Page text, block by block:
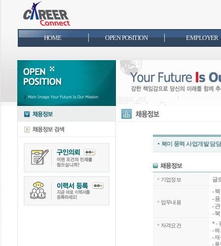
HOME OPEN POSITION EMPLOYER
북미 풍력 사업개발 담
기업정보 글
업무내용
-
-
-
-
자격요건 *-
-
-
-